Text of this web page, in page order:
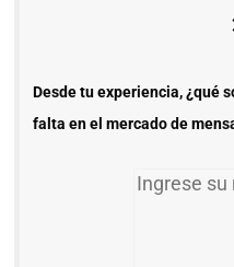
Desde tu experiencia, ¿qué
falta en el mercado de